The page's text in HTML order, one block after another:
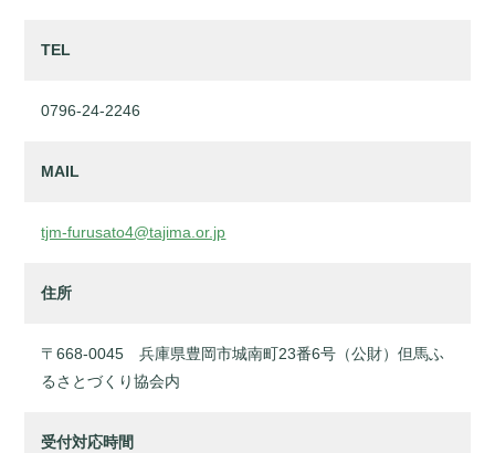
TEL
0796-24-2246
MAIL
tjm-furusato4@tajima.or.jp
住所
〒668-0045 兵庫県豊岡市城南町23番6号（公財）但馬ふ
るさとづくり協会内
受付対応時間